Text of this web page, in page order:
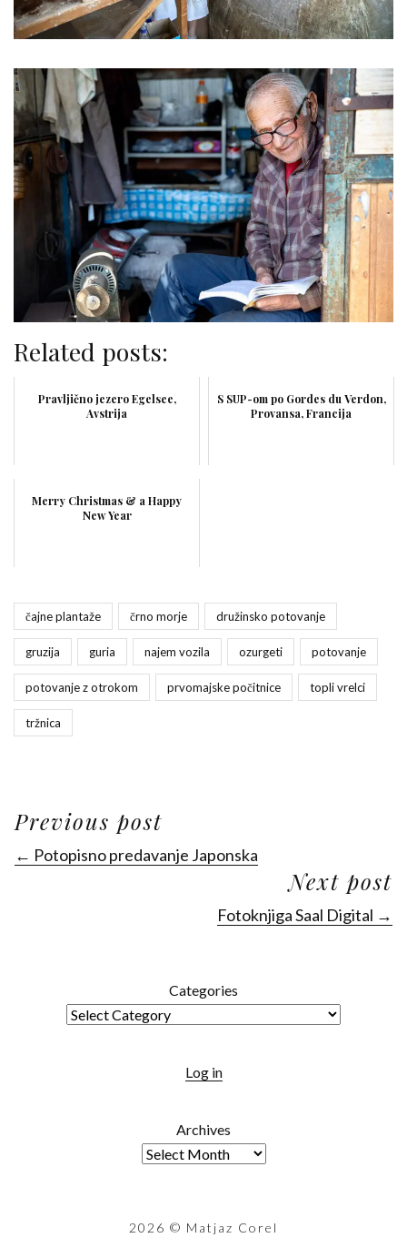
Related posts:
Pravljično jezero Egelsee,
Avstrija
S SUP-om po Gordes du Verdon,
Provansa, Francija
Merry Christmas & a Happy
New Year
čajne plantaže črno morje družinsko potovanje
gruzija guria najem vozila ozurgeti potovanje
potovanje z otrokom prvomajske počitnice topli vrelci
tržnica
Previous post
← Potopisno predavanje Japonska
Next post
Fotoknjiga Saal Digital →
Categories
Log in
Archives
2026 © Matjaz Corel